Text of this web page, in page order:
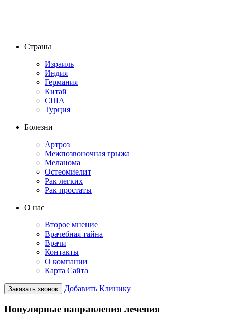
Страны
Израиль
Индия
Германия
Китай
США
Турция
Болезни
Артроз
Межпозвоночная грыжа
Меланома
Остеомиелит
Рак легких
Рак простаты
О нас
Второе мнение
Врачебная тайна
Врачи
Контакты
О компании
Карта Сайта
Заказать звонок Добавить Клинику
Популярные направления лечения